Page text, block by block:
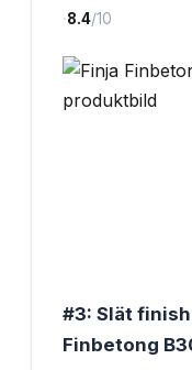
·8.4/10
#3: Slät
Finbetong